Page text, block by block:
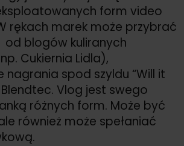
form video
rękach marek może przybrać
blogów kuliranych
Cukiernia Lidla),
nagrania spod szyldu “Will it
Vlog jest swego
różnych form. Może być
również może spełaniać